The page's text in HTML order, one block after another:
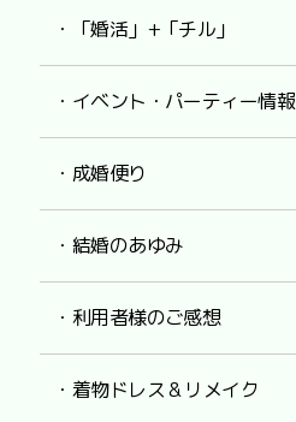
・「婚活」+「チル」
・イベント・パーティー情報
・成婚便り
・結婚のあゆみ
・利用者様のご感想
・着物ドレス & リメイク